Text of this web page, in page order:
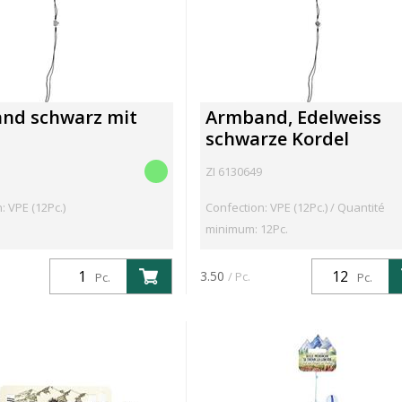
schwarz mit
(12Pc.)
Pc.
Armband, Edelweiss
schwarze Kordel
ZI 6130649
Confection: VPE (12Pc.) / Quantité
minimum: 12Pc.
Pc.
3.50 / Pc.